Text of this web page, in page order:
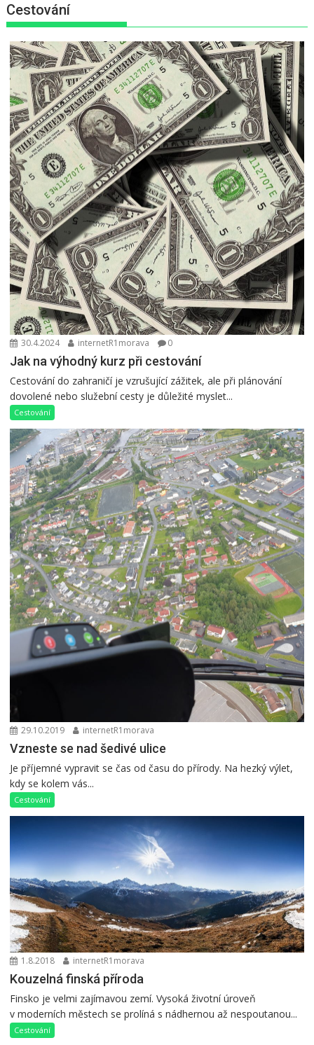
Cestování
30.4.2024 internetR1morava 0
Jak na výhodný kurz při cestování
Cestování do zahraničí je vzrušující zážitek, ale při plánování
dovolené nebo služební cesty je důležité myslet...
Cestování
29.10.2019 internetR1morava
Vzneste se nad šedivé ulice
Je příjemné vypravit se čas od času do přírody. Na hezký výlet,
kdy se kolem vás...
Cestování
1.8.2018 internetR1morava
Kouzelná finská příroda
Finsko je velmi zajímavou zemí. Vysoká životní úroveň
v moderních městech se prolíná s nádhernou až nespoutanou...
Cestování